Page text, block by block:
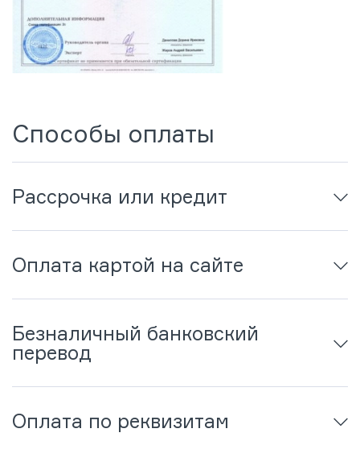
Способы оплаты
Рассрочка или кредит
Оплата картой на сайте
Безналичный банковский
перевод
Оплата по реквизитам